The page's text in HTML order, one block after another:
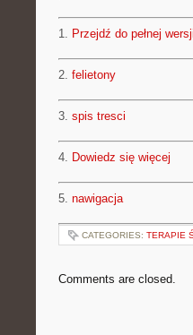
1. Przejdź do pełnej
2. felietony
3. spis tresci
4. Dowiedz się więcej
5. nawigacja
CATEGORIES: TERAPIE
Comments are closed.